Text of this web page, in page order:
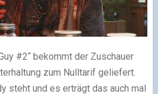
#2“ bekommt der Zuschauer
zum Nulltarif geliefert.
steht und es erträgt das auch mal